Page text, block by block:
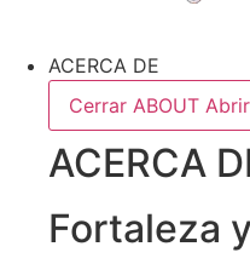
ACERCA DE
Cerrar ABOUT
ACERCA
Fortaleza